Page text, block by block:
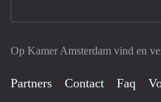
Op Kamer Amsterdam vind en
Partners Contact Faq